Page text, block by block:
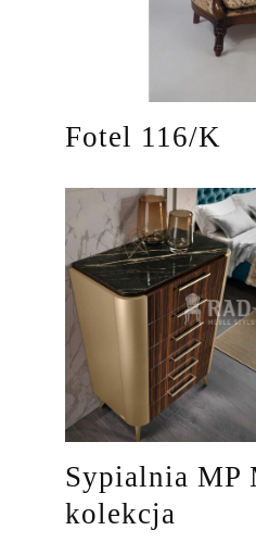
Fotel 116/K
Sypialnia MP
kolekcja